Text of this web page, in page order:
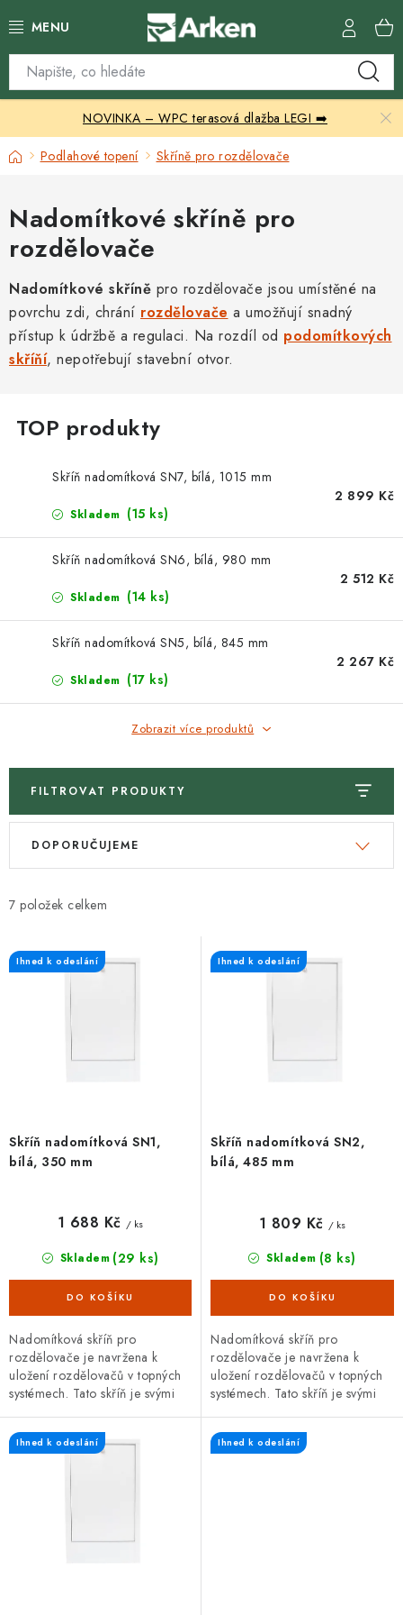
na
Skleníky
Zahradní přístřešky
Grily a ohniště
Kontakty
NOVINKA – WPC terasová dlažba LEGI ➡️
DomůPodlahové topení Skříně pro rozdělovače
Nadomítkové skříně pro
rozdělovače
Nadomítkové skříně pro rozdělovače jsou umístěné na
povrchu zdi, chrání rozdělovače a umožňují snadný
přístup k údržbě a regulaci. Na rozdíl od podomítkových
skříňí, nepotřebují stavební otvor.
Skříň nadomítková SN7, bílá, 1015 mm
Skladem (15 ks)
2 899 Kč
Skříň nadomítková SN6, bílá, 980 mm
Skladem (14 ks)
2 512 Kč
Skříň nadomítková SN5, bílá, 845 mm
Skladem (17 ks)
2 267 Kč
Zobrazit více produktů
FILTROVAT PRODUKTY
V
i
p
ů
7
Ř
e
í
t
ů
DOPORUČUJEME
Skříň nadomítková SN1,
bílá, 350 mm
Ihned k odeslání
Skladem (29 ks)
1 688 Kč / ks
Nadomítková skříň pro
rozdělovače je navržena k
uložení rozdělovačů v topných
systémech. Tato skříň je svými
rozdělovačům se 2,3 a 4
okruhy s...
Skříň nadomítková SN2,
bílá, 485 mm
Ihned k odeslání
Skladem (8 ks)
1 809 Kč / ks
Nadomítková skříň pro
rozdělovače je navržena k
uložení rozdělovačů v topných
systémech. Tato skříň je svými
rozdělovačům se 5 a 6 okruhy
s automatickým...
Ihned k odeslání Ihned k odeslání